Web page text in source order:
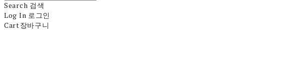
Search 검색
Log In 로그인
Cart장바구니